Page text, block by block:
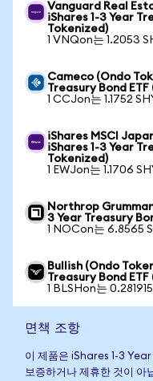
Vanguard Real
iShares 1-3 Year
Tokenized)
1 VNQon는 1.2053
Cameco (Ondo
Treasury Bond
1 CCJon는 1.1752
iShares MSCI
iShares 1-3 Year
Tokenized)
1 EWJon는 1.1706
Northrop
3 Year Treasury
1 NOCon는 6.8565
Bullish (Ondo
Treasury Bond
1 BLSHon는
면책 조항
이 제품은 iShares 1-3
보증하거나 제휴한 것이 아